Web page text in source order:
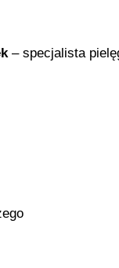
– specjalista